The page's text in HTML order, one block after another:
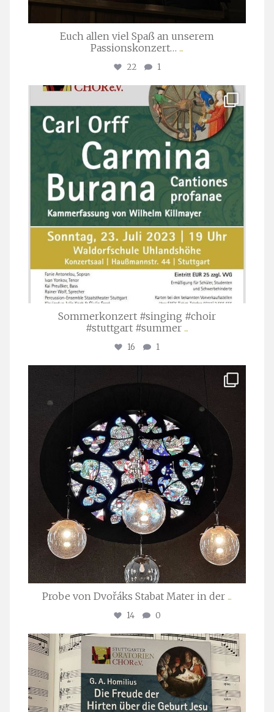
Euch allen viel Spaß an unserem
Passionskonzert… ...
22 1
stuttgarter_oratorienchor
Juli 22
Sommerkonzert #singing #choir
#stuttgart #summer ...
16 1
Apr. 1
Probe von Dvořáks Stabat Mater in der ...
14 0
stuttgarter_oratorienchor
Nov. 29